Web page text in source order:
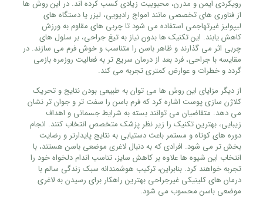
رویکردی ایمن و مدرن، محبوبیت زیادی کسب کرده‌ اند. در این روش‌ ها
از فناوری‌ های تخصصی مانند امواج رادیویی، لیزر یا دستگاه‌ های
لیپولیز غیرتهاجمی استفاده می‌ شود تا چربی‌ های مقاوم به ورزش
کاهش یابند. این تکنیک‌ ها بدون نیاز به تیغ جراحی، بر سلول‌ های
چربی اثر می‌ گذارند و ظاهر باسن را متناسب و خوش‌ فرم می‌ سازند. در
مقایسه با جراحی، فرد بعد از درمان سریع‌ تر به فعالیت روزمره بازمی‌
گردد و خطرات و عوارض کمتری تجربه می‌ کند.
از دیگر مزایای این روش‌ ها می‌ توان به طبیعی بودن نتایج و تحریک
کلاژن‌ سازی پوست اشاره کرد که فرم باسن را سفت‌ تر و جوان‌ تر نشان
می‌ دهد. متقاضیان می‌ توانند بسته به شرایط جسمانی و اهداف
زیبایی، بهترین تکنیک را زیر نظر پزشک متخصص انتخاب کنند. انجام
دوره‌ های کوتاه و مستمر باعث دستیابی به نتایج پایدارتر و رضایت‌
بخش‌ تر می‌ شود. افرادی که به دنبال لاغری موضعی باسن هستند، با
انتخاب این شیوه‌ ها علاوه بر کاهش سایز، تناسب اندام دلخواه خود را
تجربه خواهند کرد. بنابراین، ترکیب هوشمندانه سبک زندگی سالم با
درمان‌ های کلینیکی غیرجراحی بهترین راهکار برای رسیدن به لاغری
موضعی باسن محسوب می‌ شود.